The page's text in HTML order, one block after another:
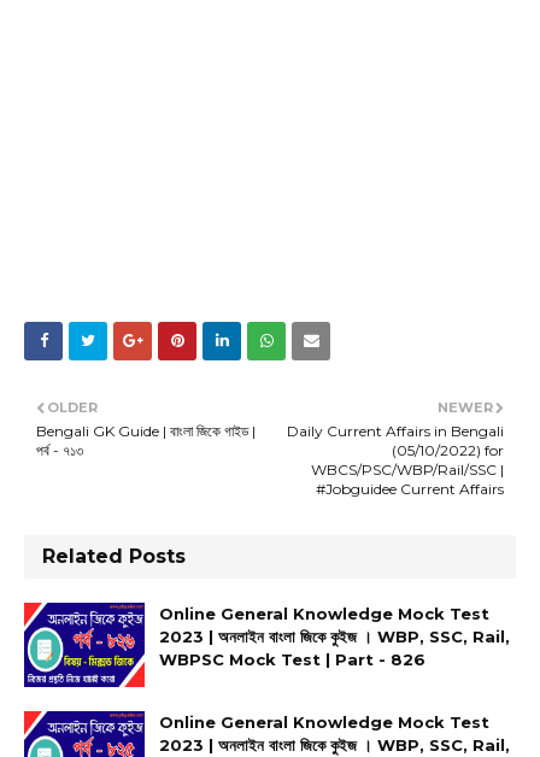
NEWER
Daily Current Affairs in Bengali
(05/10/2022) for
WBCS/PSC/WBP/Rail/SSC |
#Jobguidee Current Affairs
OLDER
Bengali GK Guide | বাংলা জিকে গাইড |
পর্ব - ৭১৩
Related Posts
Online General Knowledge Mock Test
2023 | অনলাইন বাংলা জিকে কুইজ । WBP, SSC, Rail,
WBPSC Mock Test | Part - 826
Online General Knowledge Mock Test
2023 | অনলাইন বাংলা জিকে কুইজ । WBP, SSC, Rail,